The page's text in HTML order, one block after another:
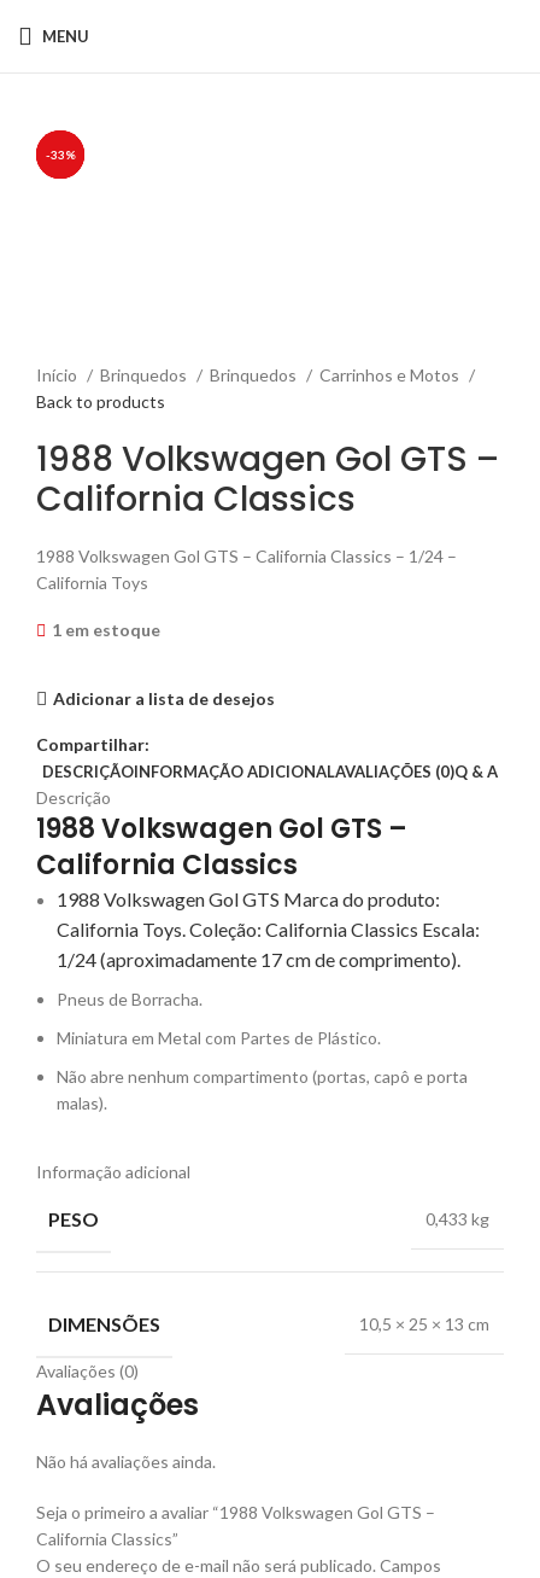
MENU
Início Brinquedos Brinquedos
Carrinhos e Motos
Back to products
1988 Volkswagen Gol GTS –
California Classics
1988 Volkswagen Gol GTS – California Classics – 1/24 –
California Toys
1 em estoque
Adicionar a lista de desejos
Compartilhar:
DESCRIÇÃOINFORMAÇÃO ADICIONALAVALIAÇÕES (0)Q & A
Descrição
1988 Volkswagen Gol GTS –
California Classics
1988 Volkswagen Gol GTS Marca do produto:
California Toys. Coleção: California Classics Escala:
1/24 (aproximadamente 17 cm de comprimento).
Pneus de Borracha.
Miniatura em Metal com Partes de Plástico.
Não abre nenhum compartimento (portas, capô e porta
malas).
Informação adicional
PESO 0,433 kg
DIMENSÕES 10,5 × 25 × 13 cm
Avaliações (0)
Avaliações
Não há avaliações ainda.
Seja o primeiro a avaliar “1988 Volkswagen Gol GTS –
California Classics”
O seu endereço de e-mail não será publicado.Campos
SOLD
OUT
-40%
-25%
-50%
-33%